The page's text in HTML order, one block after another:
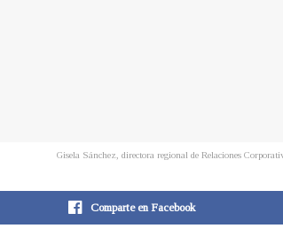
Gisela Sánchez, directora regional de Relaciones
Comparte en Facebook